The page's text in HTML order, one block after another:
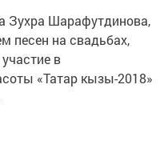
Зухра Шарафутдинова,
песен на свадьбах,
в
«Татар кызы-2018»